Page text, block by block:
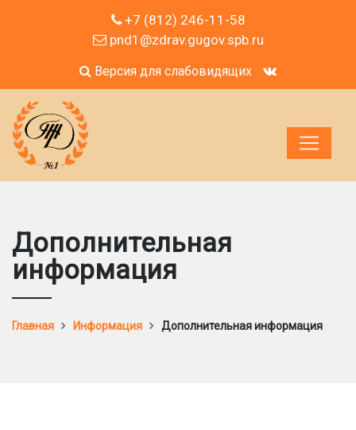
+7 (812) 246-11-58
pnd1@zdrav.gugov.spb.ru
Версия для слабовидящих
Дополнительная
информация
Главная Информация Дополнительная информация